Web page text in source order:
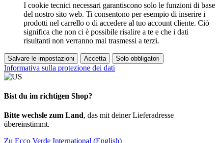
I cookie tecnici necessari garantiscono solo le funzioni di base
del nostro sito web. Ti consentono per esempio di inserire i
prodotti nel carrello o di accedere al tuo account cliente. Ciò
significa che non ci è possibile risalire a te e che i dati
risultanti non verranno mai trasmessi a terzi.
Salvare le impostazioni Accetta Solo obbligatori
Informativa sulla protezione dei dati
Bist du im richtigen Shop?
Bitte wechsle zum Land, das mit deiner Lieferadresse
übereinstimmt.
Zu Ecco Verde International (English)